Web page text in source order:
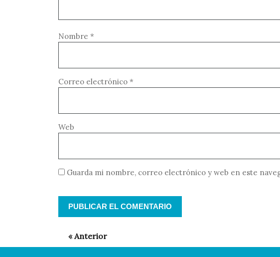
Nombre *
Correo electrónico *
Web
Guarda mi nombre, correo electrónico y web en este